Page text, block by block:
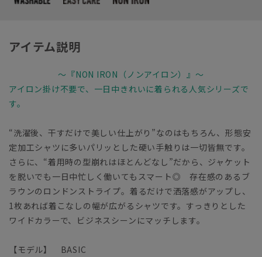
アイテム説明
～『NON IRON（ノンアイロン）』～
アイロン掛け不要で、一日中きれいに着られる人気シリーズで
す。
“洗濯後、干すだけで美しい仕上がり”なのはもちろん、形態安
定加工シャツに多いパリッとした硬い手触りは一切皆無です。
さらに、“着用時の型崩れはほとんどなし”だから、ジャケット
を脱いでも一日中忙しく働いてもスマート◎ 存在感のあるブ
ラウンのロンドンストライプ。着るだけで洒落感がアップし、
1枚あれば着こなしの幅が広がるシャツです。すっきりとした
ワイドカラーで、ビジネスシーンにマッチします。
【モデル】 BASIC